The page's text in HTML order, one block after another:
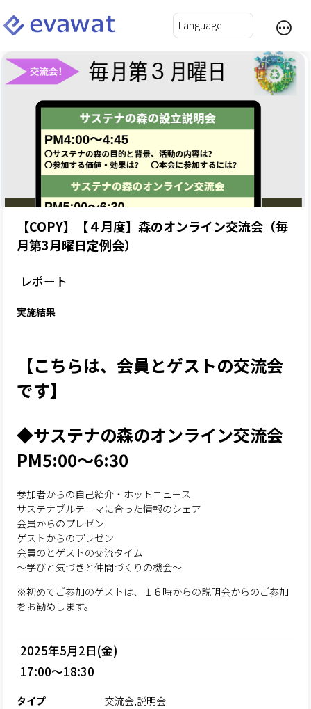
【COPY】【４月度】森のオンライン交流会（毎
月第3月曜日定例会）
レポート
実施結果
【こちらは、会員とゲストの交流会
です】
◆サステナの森のオンライン交流会
PM5:00～6:30
参加者からの自己紹介・ホットニュース
サステナブルテーマに合った情報のシェア
会員からのプレゼン
ゲストからのプレゼン
会員のとゲストの交流タイム
～学びと気づきと仲間づくりの機会～
※初めてご参加のゲストは、１６時からの説明会からのご参加
をお勧めします。
2025年5月2日(金)
17:00～18:30
タイプ
交流会,説明会